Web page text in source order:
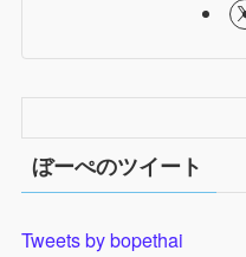
ぼーぺのツイート
Tweets by bopethai